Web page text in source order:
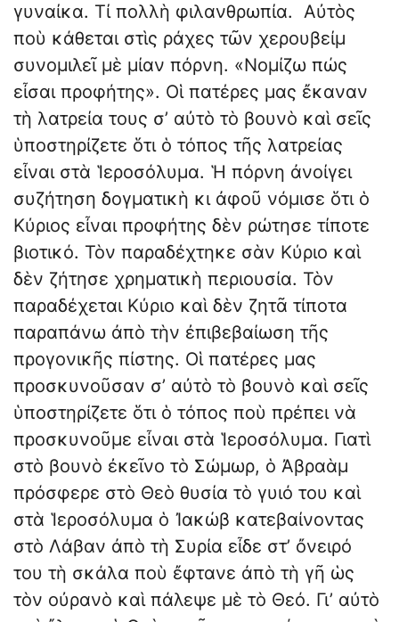
γυναίκα. Τί πολλὴ φιλανθρωπία. Αὐτὸς
ποὺ κάθεται στὶς ράχες τῶν χερουβείμ
συνομιλεῖ μὲ μίαν πόρνη. «Νομίζω πώς
εἶσαι προφήτης». Οἱ πατέρες μας ἔκαναν
τὴ λατρεία τους σ’ αὐτὸ τὸ βουνὸ καὶ σεῖς
ὑποστηρίζετε ὅτι ὁ τόπος τῆς λατρείας
εἶναι στὰ Ἱεροσόλυμα. Ἡ πόρνη ἀνοίγει
συζήτηση δογματικὴ κι ἀφοῦ νόμισε ὅτι ὁ
Κύριος εἶναι προφήτης δὲν ρώτησε τίποτε
βιοτικό. Τὸν παραδέχτηκε σὰν Κύριο καὶ
δὲν ζήτησε χρηματικὴ περιουσία. Τὸν
παραδέχεται Κύριο καὶ δὲν ζητᾶ τίποτα
παραπάνω ἀπὸ τὴν ἐπιβεβαίωση τῆς
προγονικῆς πίστης. Οἱ πατέρες μας
προσκυνοῦσαν σ’ αὐτὸ τὸ βουνὸ καὶ σεῖς
ὑποστηρίζετε ὅτι ὁ τόπος ποὺ πρέπει νὰ
προσκυνοῦμε εἶναι στὰ Ἱεροσόλυμα. Γιατὶ
στὸ βουνὸ ἐκεῖνο τὸ Σώμωρ, ὁ Ἀβραὰμ
πρόσφερε στὸ Θεὸ θυσία τὸ γυιό του καὶ
στὰ Ἱεροσόλυμα ὁ Ἰακώβ κατεβαίνοντας
στὸ Λάβαν ἀπὸ τὴ Συρία εἶδε στ’ ὄνειρό
του τὴ σκάλα ποὺ ἔφτανε ἀπὸ τὴ γῆ ὡς
τὸν οὐρανὸ καὶ πάλεψε μὲ τὸ Θεό. Γι’ αὐτὸ